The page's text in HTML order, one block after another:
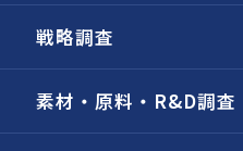
戦略調査
素材・原料・R&D調査